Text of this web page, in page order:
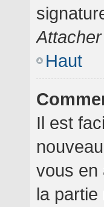
Haut
Il est
vous en
la partie